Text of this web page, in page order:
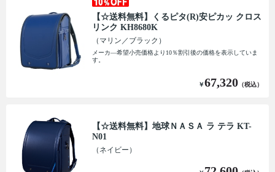
【☆送料無料】くるピタ(R)安ピカッ クロス
リンク KH8680K
（マリン／ブラック）
メーカ―希望小売価格より10％割引後の価格を表示していま
す。
￥67,320 （税込）
【☆送料無料】地球ＮＡＳＡ ラ テラ KT-
N01
（ネイビー）